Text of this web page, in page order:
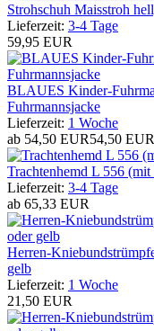
Strohschuh Maisstroh
Lieferzeit: 3-4 Tage
59,95 EUR
BLAUES Kinder-
Fuhrmannsjacke
Lieferzeit: 1 Woche
ab 54,50 EUR54,50
Trachtenhemd L 556
Lieferzeit: 3-4 Tage
ab 65,33 EUR
Herren-
gelb
Lieferzeit: 1 Woche
21,50 EUR